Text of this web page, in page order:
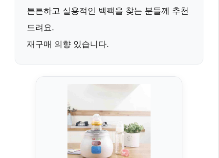
튼튼하고 실용적인 백팩을 찾는 분들께 추천
드려요.
재구매 의향 있습니다.